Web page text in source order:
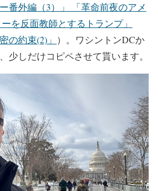
番外編（3）」 「革命前夜のアメ
を反面教師とするトランプ」
の約束(2)」 ）。ワシントンDCか
少しだけコピペさせて貰います。